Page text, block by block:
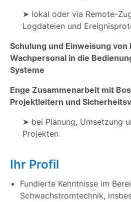
➤ lokal oder via Remote-
Logdateien und
Schulung und Einweisung
Wachpersonal in die
Systeme
Enge Zusammenarbeit mit
Projektleitern und
➤ bei Planung, Umsetzung
Projekten
Ihr Profil
Fundierte Kenntnisse im
Schwachstromtechnik,